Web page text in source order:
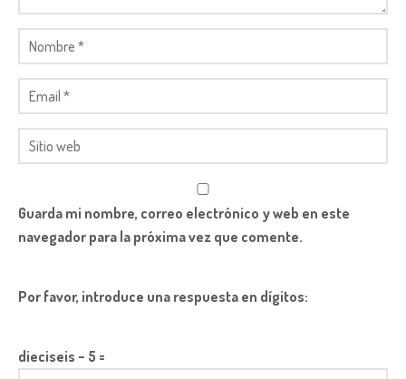
Guarda mi nombre, correo electrónico y web en este
navegador para la próxima vez que comente.
Por favor, introduce una respuesta en dígitos:
dieciseis − 5 =